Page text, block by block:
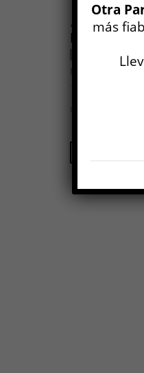
Ferdydurke
Biografía de
Rafael Cippolini
OP N° 4
Otra
más